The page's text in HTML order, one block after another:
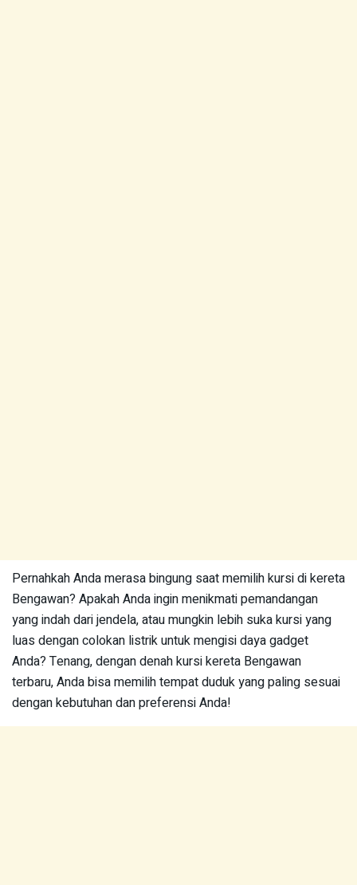
Pernahkah Anda merasa bingung saat memilih kursi di kereta
Bengawan? Apakah Anda ingin menikmati pemandangan
yang indah dari jendela, atau mungkin lebih suka kursi yang
luas dengan colokan listrik untuk mengisi daya gadget
Anda? Tenang, dengan denah kursi kereta Bengawan
terbaru, Anda bisa memilih tempat duduk yang paling sesuai
dengan kebutuhan dan preferensi Anda!